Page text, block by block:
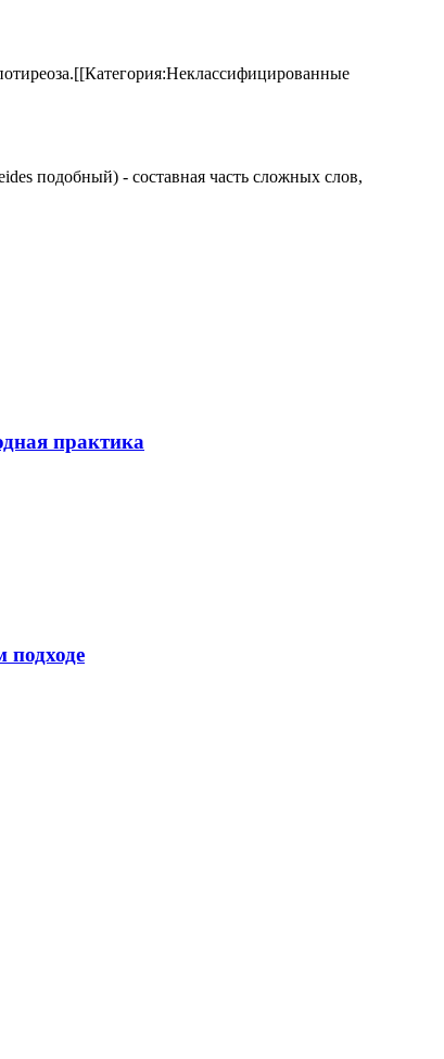
подобный) - составная часть сложных слов,
практика
подходе